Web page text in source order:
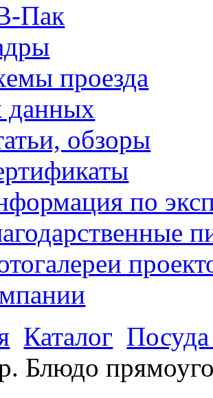
Пак
проезда
данных
обзоры
по
Каталог
Блюдо